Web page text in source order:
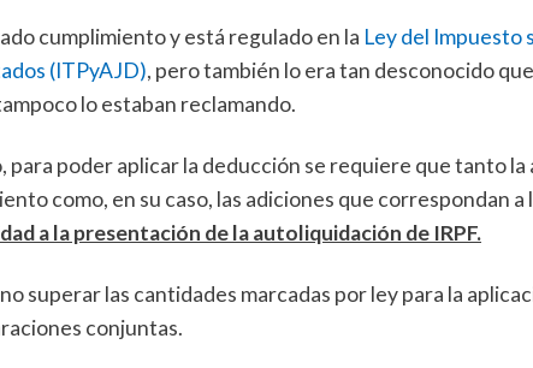
cumplimiento y está regulado en la Ley del Impuesto
(ITPyAJD), pero también lo era tan desconocido
lo estaban reclamando.
para poder aplicar la deducción se requiere que tanto
como, en su caso, las adiciones que correspondan a
a la presentación de la autoliquidación de IRPF.
superar las cantidades marcadas por ley para la
conjuntas.